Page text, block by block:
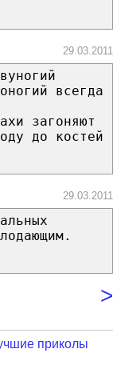
29.03.2011
всегда
загоняют
до костей
29.03.2011
>
приколы